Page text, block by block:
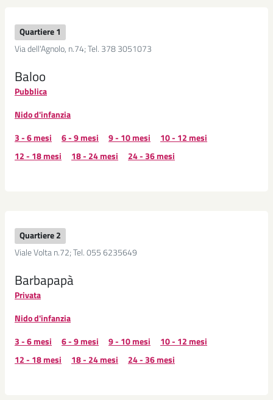
Quartiere 1
Via dell'Agnolo, n.74; Tel. 378 3051073
Baloo
Pubblica
Nido d'infanzia
3 - 6 mesi
6 - 9 mesi 9 - 10 mesi
10 - 12 mesi
12 - 18 mesi
18 - 24 mesi 24 - 36 mesi
Quartiere 2
Viale Volta n.72; Tel. 055 6235649
Barbapapà
Privata
Nido d'infanzia
3 - 6 mesi
6 - 9 mesi 9 - 10 mesi
10 - 12 mesi
12 - 18 mesi
18 - 24 mesi 24 - 36 mesi